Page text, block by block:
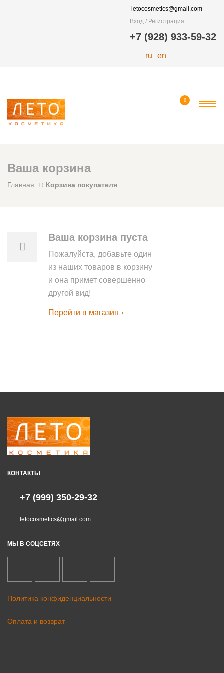
letocosmetics@gmail.com
Вход / Регистрация
+7 (928) 933-59-32
ru en
0
Ваша корзина
Главная Корзина покупателя
Ваша корзина пуста
Пожалуйста, добавьте один
из наших товаров в корзину
и она примет совершенно
другой вид!
Перейти в магазин
КОНТАКТЫ
+7 (999) 350-29-32
letocosmetics@gmail.com
МЫ В СОЦСЕТЯХ
Политика конфиденциальности
Оплата и возврат